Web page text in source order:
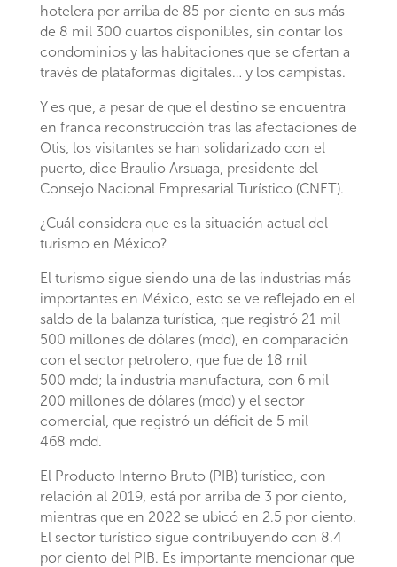
hotelera por arriba de 85 por ciento en sus más
de 8 mil 300 cuartos disponibles, sin contar los
condominios y las habitaciones que se ofertan a
través de plataformas digitales… y los campistas.
Y es que, a pesar de que el destino se encuentra
en franca reconstrucción tras las afectaciones de
Otis, los visitantes se han solidarizado con el
puerto, dice Braulio Arsuaga, presidente del
Consejo Nacional Empresarial Turístico (CNET).
¿Cuál considera que es la situación actual del
turismo en México?
El turismo sigue siendo una de las industrias más
importantes en México, esto se ve reflejado en el
saldo de la balanza turística, que registró 21 mil
500 millones de dólares (mdd), en comparación
con el sector petrolero, que fue de 18 mil
500 mdd; la industria manufactura, con 6 mil
200 millones de dólares (mdd) y el sector
comercial, que registró un déficit de 5 mil
468 mdd.
El Producto Interno Bruto (PIB) turístico, con
relación al 2019, está por arriba de 3 por ciento,
mientras que en 2022 se ubicó en 2.5 por ciento.
El sector turístico sigue contribuyendo con 8.4
por ciento del PIB. Es importante mencionar que